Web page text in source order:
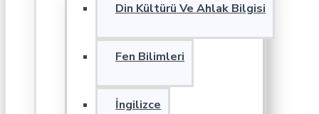
Din Kültürü Ve Ahlak Bilgisi
Fen Bilimleri
İngilizce